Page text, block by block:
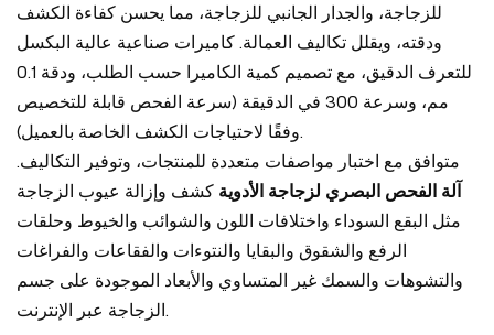
للزجاجة، والجدار الجانبي للزجاجة، مما يحسن كفاءة الكشف
ودقته، ويقلل تكاليف العمالة. كاميرات صناعية عالية البكسل
للتعرف الدقيق، مع تصميم كمية الكاميرا حسب الطلب، ودقة 0.1
مم، وسرعة 300 في الدقيقة (سرعة الفحص قابلة للتخصيص
وفقًا لاحتياجات الكشف الخاصة بالعميل).
متوافق مع اختبار مواصفات متعددة للمنتجات، وتوفير التكاليف.
آلة الفحص البصري لزجاجة الأدوية كشف وإزالة عيوب الزجاجة
مثل البقع السوداء واختلافات اللون والشوائب والخيوط وحلقات
الرفع والشقوق والبقايا والنتوءات والفقاعات والفراغات
والتشوهات والسمك غير المتساوي والأبعاد الموجودة على جسم
الزجاجة عبر الإنترنت.